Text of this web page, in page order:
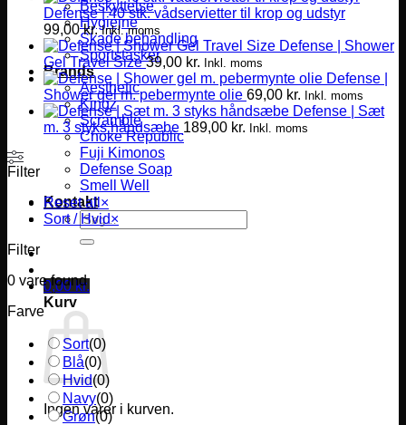
Beskyttelse
Hygiejne
Skade behandling
Sportstasker
Brands
Aesthetic
Kingz
Scramble
Choke Republic
Fuji Kimonos
Defense Soap
Smell Well
Kontakt
Søg
efter:
0,00 kr.
Kurv
Ingen varer i kurven.
Defense | 40 stk. vådservietter til krop og udstyr
99,00kr. Inkl. moms
Defense | Shower
Gel Travel Size 39,00 kr. Inkl. moms
Defense |
Shower gel m. pebermynte olie 69,00 kr. Inkl. moms
Defense | Sæt
m. 3 styks håndsæbe 189,00 kr. Inkl. moms
Filter
Reset all ×
Sort / Hvid×
Filter
0 vare found
Farve
Sort(0)
Blå(0)
Hvid(0)
Navy(0)
Grøn(0)